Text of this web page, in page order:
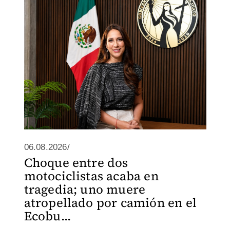
06.08.2026/
Choque entre dos
motociclistas acaba en
tragedia; uno muere
atropellado por camión en el
Ecobu...